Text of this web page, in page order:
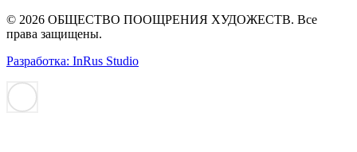
© 2026 ОБЩЕСТВО ПООЩРЕНИЯ ХУДОЖЕСТВ. Все
права защищены.
Разработка: InRus Studio